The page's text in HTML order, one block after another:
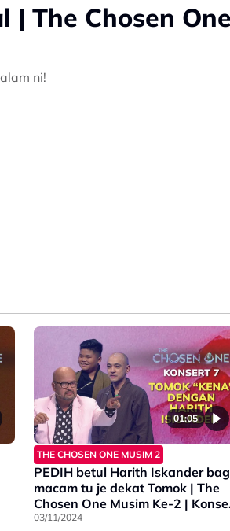
The Chosen One
ni!
01:05
THE CHOSEN ONE MUSIM 2
PEDIH betul Harith Iskander
macam tu je dekat Tomok | The
Chosen One Musim Ke-2 |
7
03/11/2024